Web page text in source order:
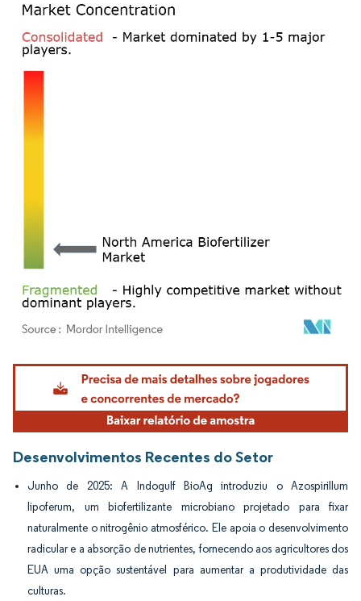
Imagem © Mordor Intelligence. O reuso requer atribuição conforme CC BY 4.0.
Desenvolvimentos Recentes do Setor
Junho de 2025: A Indogulf BioAg introduziu o Azospirillum
lipoferum, um biofertilizante microbiano projetado para fixar
naturalmente o nitrogênio atmosférico. Ele apoia o desenvolvimento
radicular e a absorção de nutrientes, fornecendo aos agricultores dos
EUA uma opção sustentável para aumentar a produtividade das
culturas.